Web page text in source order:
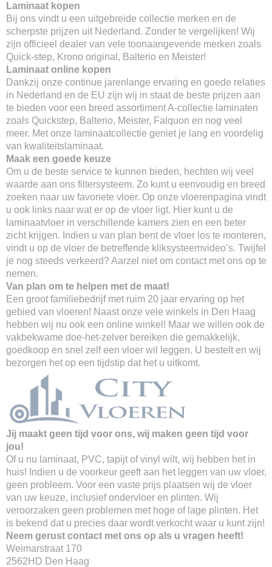
Laminaat kopen
Bij ons vindt u een uitgebreide collectie merken en de
scherpste prijzen uit Nederland. Zonder te vergelijken! Wij
zijn officieel dealer van vele toonaangevende merken zoals
Quick-step, Krono original, Balterio en Meister!
Laminaat online kopen
Dankzij onze continue jarenlange ervaring en goede relaties
in Nederland en de EU zijn wij in staat de beste prijzen aan
te bieden voor een breed assortiment A-collectie laminaten
zoals Quickstep, Balterio, Meister, Falquon en nog veel
meer. Met onze laminaatcollectie geniet je lang en voordelig
van kwaliteitslaminaat.
Maak een goede keuze
Om u de beste service te kunnen bieden, hechten wij veel
waarde aan ons filtersysteem. Zo kunt u eenvoudig en breed
zoeken naar uw favoriete vloer. Op onze vloerenpagina vindt
u ook links naar wat er op de vloer ligt. Hier kunt u de
laminaatvloer in verschillende kamers zien en een beter
zicht krijgen. Indien u van plan bent de vloer los te monteren,
vindt u op de vloer de betreffende kliksysteemvideo’s. Twijfel
je nog steeds verkeerd? Aarzel niet om contact met ons op te
nemen.
Van plan om te helpen met de maat!
Een groot familiebedrijf met ruim 20 jaar ervaring op het
gebied van vloeren! Naast onze vele winkels in Den Haag
hebben wij nu ook een online winkel! Maar we willen ook de
vakbekwame doe-het-zelver bereiken die gemakkelijk,
goedkoop en snel zelf een vloer wil leggen. U bestelt en wij
bezorgen het op een tijdstip dat het u uitkomt.
Jij maakt geen tijd voor ons, wij maken geen tijd voor
jou!
Of u nu laminaat, PVC, tapijt of vinyl wilt, wij hebben het in
huis! Indien u de voorkeur geeft aan het leggen van uw vloer,
geen probleem. Voor een vaste prijs plaatsen wij de vloer
van uw keuze, inclusief ondervloer en plinten. Wij
veroorzaken geen problemen met hoge of lage plinten. Het
is bekend dat u precies daar wordt verkocht waar u kunt zijn!
Neem gerust contact met ons op als u vragen heeft!
Weimarstraat 170
2562HD Den Haag